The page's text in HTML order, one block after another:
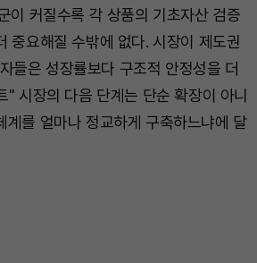
이 커질수록 각 상품의 기초자산 검증
중요해질 수밖에 없다. 시장이 제도권
들은 성장률보다 구조적 안정성을 더
" 시장의 다음 단계는 단순 확장이 아니
계를 얼마나 정교하게 구축하느냐에 달